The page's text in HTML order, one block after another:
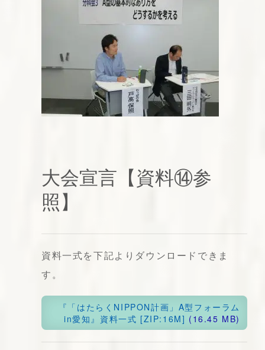
大会宣言【資料⑭参
照】
資料一式を下記よりダウンロードできま
す。
『「はたらくNIPPON計画」A型フォーラム
in愛知』資料一式 [ZIP:16M]